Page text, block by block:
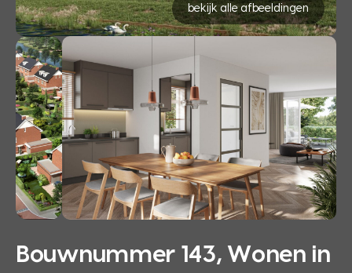
bekijk alle afbeeldingen
Bouwnummer 143, Wonen in